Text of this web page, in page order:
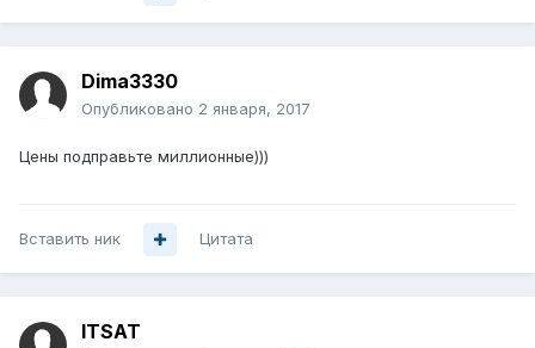
Dima3330
Опубликовано 2 января, 2017
Цены подправьте миллионные)))
Вставить ник Цитата
ITSAT